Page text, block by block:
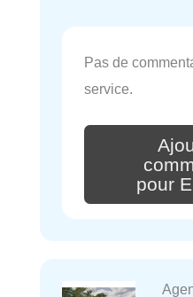
Pas de
service.
pour